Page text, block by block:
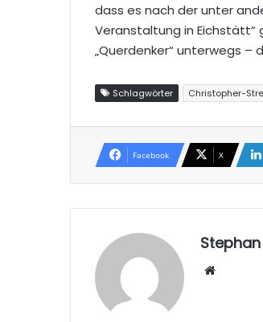
dass es nach der unter
Veranstaltung in
„Querdenker“ unterwegs –
Schlagwörter Christopher-
Facebook X